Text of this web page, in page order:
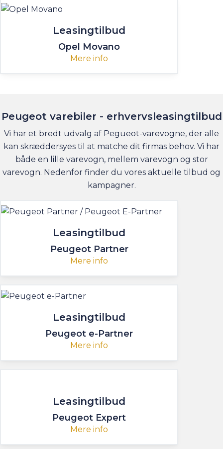
Leasingtilbud
Opel Movano
Mere info
Peugeot varebiler - erhvervsleasingtilbud
Vi har et bredt udvalg af Pegueot-varevogne, der alle
kan skræddersyes til at matche dit firmas behov. Vi har
både en lille varevogn, mellem varevogn og stor
varevogn. Nedenfor finder du vores aktuelle tilbud og
kampagner.
Leasingtilbud
Peugeot Partner
Mere info
Leasingtilbud
Peugeot e-Partner
Mere info
Leasingtilbud
Peugeot Expert
Mere info